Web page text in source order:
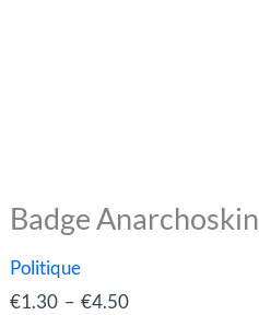
Badge Anarchoskin
Politique
€1.30 – €4.50
Plage
quantité
Badge